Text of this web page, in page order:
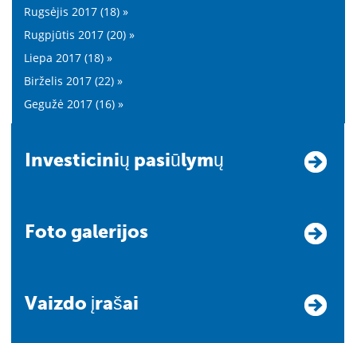
Rugsėjis 2017 (18) »
Rugpjūtis 2017 (20) »
Liepa 2017 (18) »
Birželis 2017 (22) »
Gegužė 2017 (16) »
Investicinių pasiūlymų
Foto galerijos
Vaizdo įrašai